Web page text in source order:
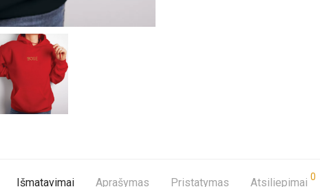
Išmatavimai Aprašymas Pristatymas Atsiliepimai 0